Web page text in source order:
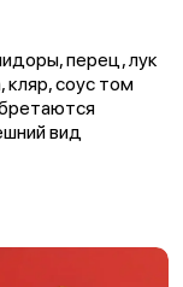
перец, лук
кляр, соус том
вид